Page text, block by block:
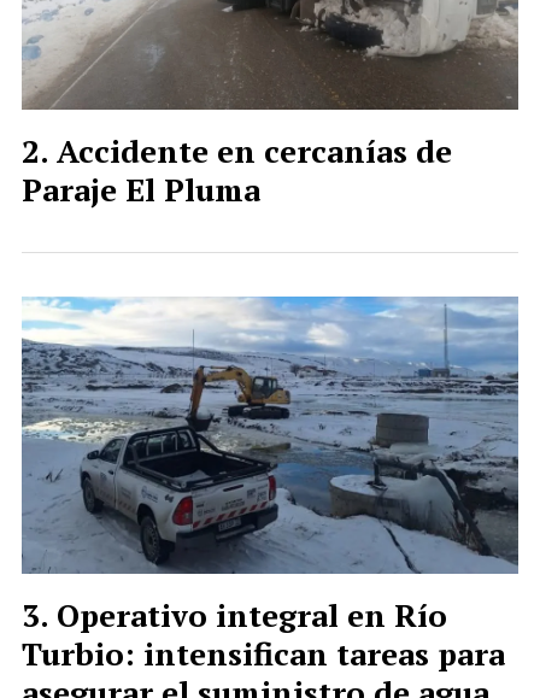
Accidente en cercanías de
Paraje El Pluma
Operativo integral en Río
Turbio: intensifican tareas para